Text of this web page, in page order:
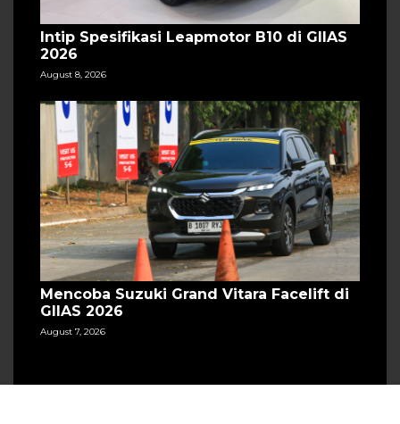
Intip Spesifikasi Leapmotor B10 di GIIAS
2026
August 8, 2026
Mencoba Suzuki Grand Vitara Facelift di
GIIAS 2026
August 7, 2026